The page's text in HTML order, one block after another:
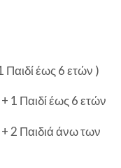
Παιδί έως 6 ετών )
1 Παιδί έως 6 ετών
+ 2 Παιδιά άνω των